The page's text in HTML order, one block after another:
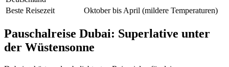
Beste Reisezeit
Oktober bis April (mildere Temperaturen)
Pauschalreise Dubai: Superlative unter
der Wüstensonne